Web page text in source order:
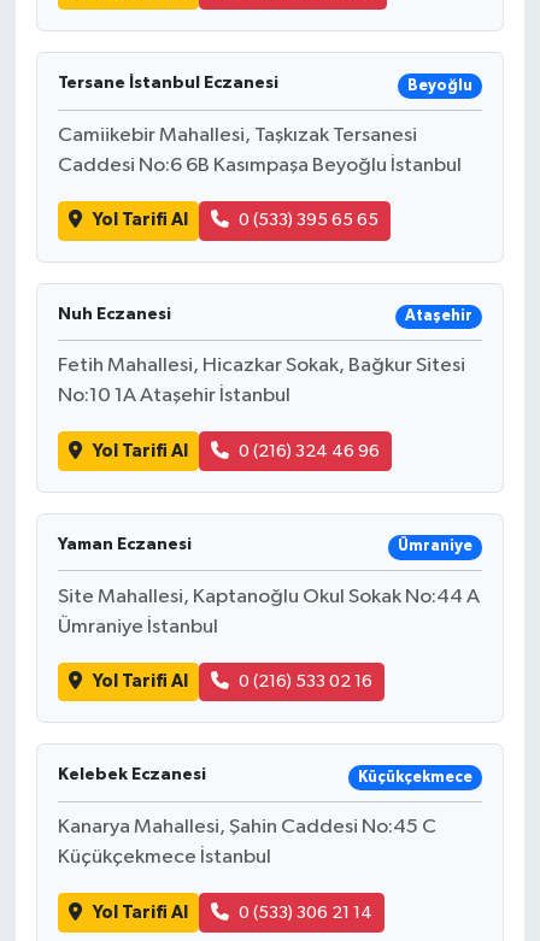
Tersane İstanbul Eczanesi Beyoğlu
Camiikebir Mahallesi, Taşkızak Tersanesi
Caddesi No:6 6B Kasımpaşa Beyoğlu İstanbul
Yol Tarifi Al 0 (533) 395 65 65
Nuh Eczanesi Ataşehir
Fetih Mahallesi, Hicazkar Sokak, Bağkur Sitesi
No:10 1A Ataşehir İstanbul
Yol Tarifi Al 0 (216) 324 46 96
Yaman Eczanesi Ümraniye
Site Mahallesi, Kaptanoğlu Okul Sokak No:44 A
Ümraniye İstanbul
Yol Tarifi Al 0 (216) 533 02 16
Kelebek Eczanesi Küçükçekmece
Kanarya Mahallesi, Şahin Caddesi No:45 C
Küçükçekmece İstanbul
Yol Tarifi Al 0 (533) 306 21 14